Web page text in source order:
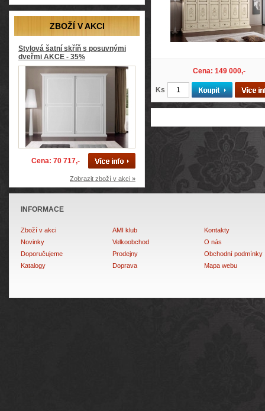
ZBOŽÍ V AKCI
Stylová šatní skříň s posuvnými
dveřmi AKCE - 35%
Cena: 70 717,-
Zobrazit zboží v akci »
Cena: 149 000,-
Ks
INFORMACE
Zboží v akci
Novinky
Doporučujeme
Katalogy
AMI klub
Velkoobchod
Prodejny
Doprava
Kontakty
O nás
Obchodní podmínky
Mapa webu